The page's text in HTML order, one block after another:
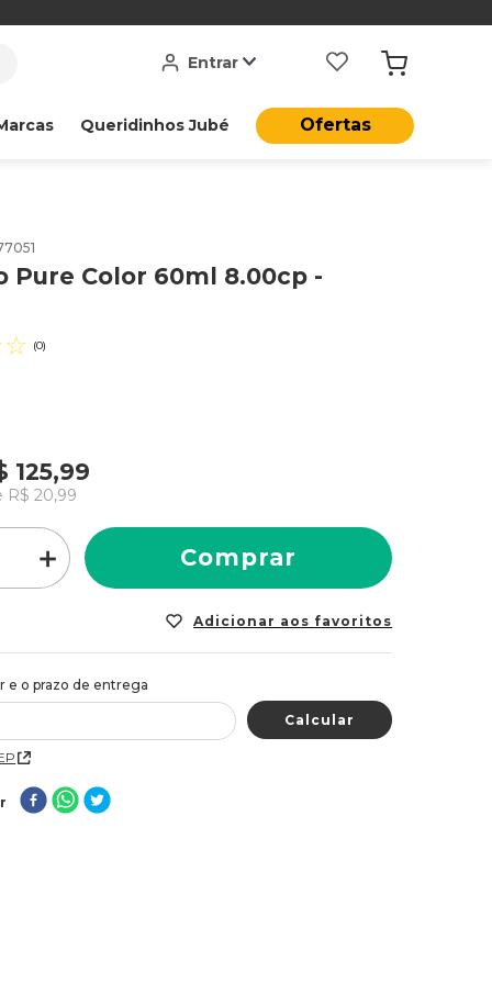
Entrar
Queridinhos Jubé Ofertas
Pure Color 60ml 8.00cp -
☆ (0)
125,99
R$ 20,99
＋ Comprar